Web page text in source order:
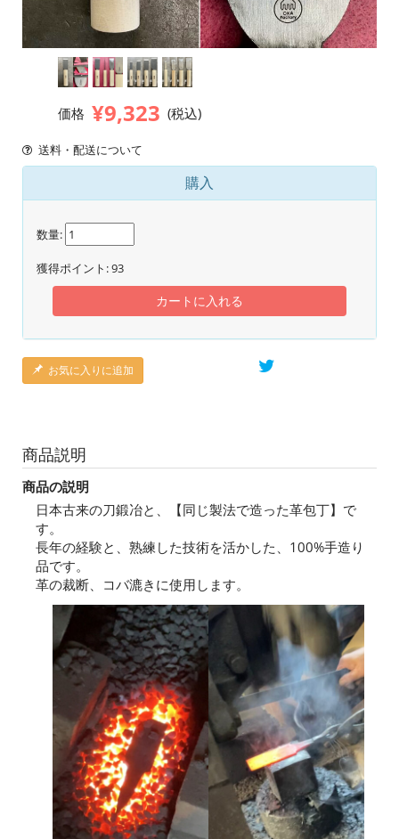
価格 ¥9,323 (税込)
送料・配送について
購入
数量:
獲得ポイント:93
カートに入れる
お気に入りに追加
商品説明
商品の説明
日本古来の刀鍛冶と、【同じ製法で造った革包丁】で
す。
長年の経験と、熟練した技術を活かした、100%手造り
品です。
革の裁断、コバ漉きに使用します。